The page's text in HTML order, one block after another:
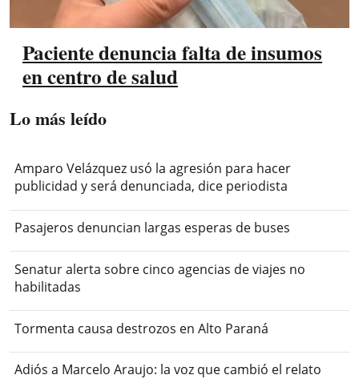
Paciente denuncia falta de insumos
en centro de salud
Lo más leído
Amparo Velázquez usó la agresión para hacer
publicidad y será denunciada, dice periodista
Pasajeros denuncian largas esperas de buses
Senatur alerta sobre cinco agencias de viajes no
habilitadas
Tormenta causa destrozos en Alto Paraná
Adiós a Marcelo Araujo: la voz que cambió el relato